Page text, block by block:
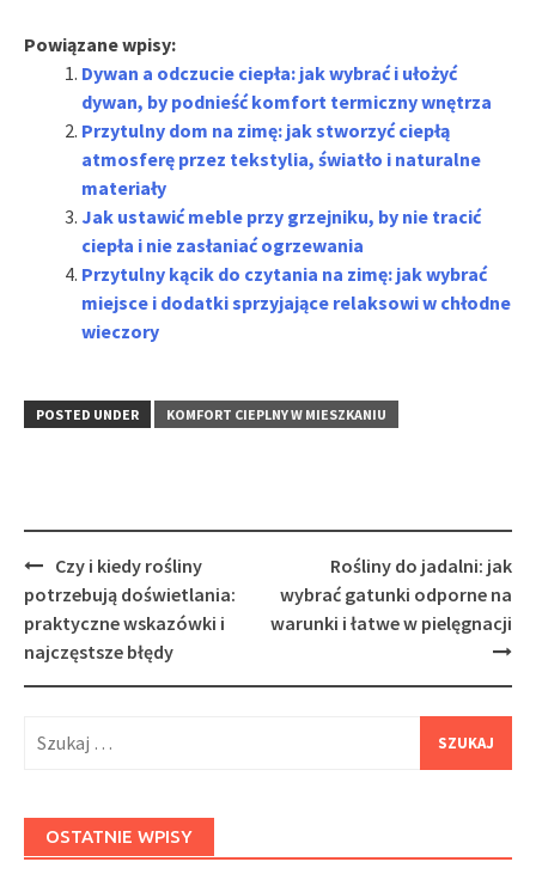
Powiązane wpisy:
Dywan a odczucie ciepła: jak wybrać i ułożyć
dywan, by podnieść komfort termiczny wnętrza
Przytulny dom na zimę: jak stworzyć ciepłą
atmosferę przez tekstylia, światło i naturalne
materiały
Jak ustawić meble przy grzejniku, by nie tracić
ciepła i nie zasłaniać ogrzewania
Przytulny kącik do czytania na zimę: jak wybrać
miejsce i dodatki sprzyjające relaksowi w chłodne
wieczory
POSTED UNDER KOMFORT CIEPLNY W MIESZKANIU
Post
navigation
Czy i kiedy rośliny
potrzebują doświetlania:
praktyczne wskazówki i
najczęstsze błędy
Rośliny do jadalni: jak
wybrać gatunki odporne na
warunki i łatwe w pielęgnacji
OSTATNIE WPISY